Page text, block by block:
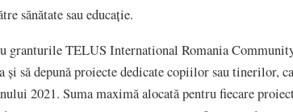
sănătate sau educație.
granturile TELUS International Romania
și să depună proiecte dedicate copiilor sau tinerilor,
2021. Suma maximă alocată pentru fiecare